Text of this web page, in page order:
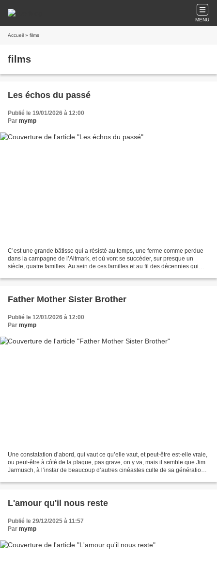
MENU
Accueil » films
films
Les échos du passé
Publié le 19/01/2026 à 12:00
Par mymp
C’est une grande bâtisse qui a résisté au temps, une ferme comme perdue
dans la campagne de l’Altmark, et où vont se succéder, sur presque un
siècle, quatre familles. Au sein de ces familles et au fil des décennies qui
Father Mother Sister Brother
Publié le 12/01/2026 à 12:00
Par mymp
Une constatation d’abord, qui vaut ce qu’elle vaut, et peut-être est-elle vraie,
ou peut-être à côté de la plaque, pas grave, on y va, mais il semble que Jim
Jarmusch, à l’instar de beaucoup d’autres cinéastes culte de sa génération
L'amour qu'il nous reste
Publié le 29/12/2025 à 11:57
Par mymp